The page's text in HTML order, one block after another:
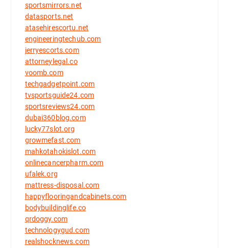
sportsmirrors.net
datasports.net
atasehirescortu.net
engineeringtechub.com
jerryescorts.com
attorneylegal.co
voomb.com
techgadgetpoint.com
tvsportsguide24.com
sportsreviews24.com
dubai360blog.com
lucky77slot.org
growmefast.com
mahkotahokislot.com
onlinecancerpharm.com
ufalek.org
mattress-disposal.com
happyflooringandcabinets.com
bodybuildinglife.co
qrdoggy.com
technologygud.com
realshocknews.com